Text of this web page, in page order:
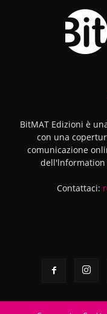
BitMAT Edizioni è
con una
comunicazione
dell'lnformation
Contattaci: